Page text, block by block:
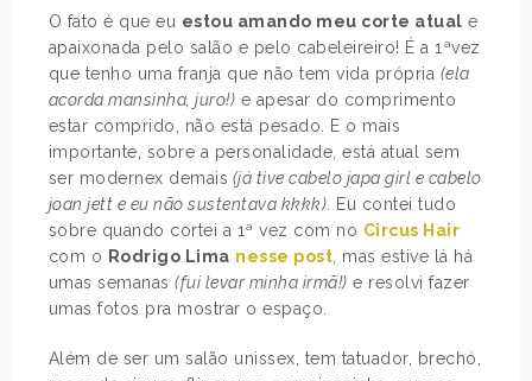
O fato é que eu estou amando meu corte atual e
apaixonada pelo salão e pelo cabeleireiro! É a 1ªvez
que tenho uma franja que não tem vida própria (ela
acorda mansinha, juro!) e apesar do comprimento
estar comprido, não está pesado. E o mais
importante, sobre a personalidade, está atual sem
ser modernex demais (já tive cabelo japa girl e cabelo
joan jett e eu não sustentava kkkk) . Eu contei tudo
sobre quando cortei a 1ª vez com no Circus Hair
com o Rodrigo Lima nesse post , mas estive lá há
umas semanas(fui levar minha irmã!) e resolvi fazer
umas fotos pra mostrar o espaço.
Além de ser um salão unissex, tem tatuador, brechó,